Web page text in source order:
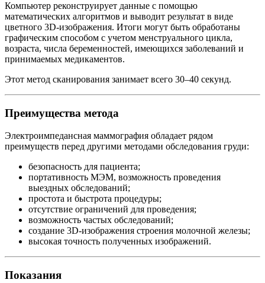
Компьютер реконструирует данные с помощью
математических алгоритмов и выводит результат в виде
цветного 3D-изображения. Итоги могут быть обработаны
графическим способом с учетом менструального цикла,
возраста, числа беременностей, имеющихся заболеваний и
принимаемых медикаментов.
Этот метод сканирования занимает всего 30–40 секунд.
Преимущества метода
Электроимпедансная маммография обладает рядом
преимуществ перед другими методами обследования груди:
безопасность для пациента;
портативность МЭМ, возможность проведения
выездных обследований;
простота и быстрота процедуры;
отсутствие ограничений для проведения;
возможность частых обследований;
создание 3D-изображения строения молочной железы;
высокая точность полученных изображений.
Показания